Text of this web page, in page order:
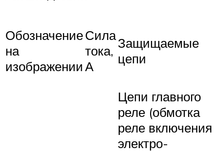
Обозначение
на
изображении
Сила
тока,
А
Защищаемые
цепи
Цепи главного
реле (обмотка
реле включения
электро­